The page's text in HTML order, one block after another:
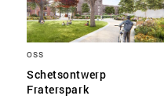
OSS
Schetsontwerp
Fraterspark